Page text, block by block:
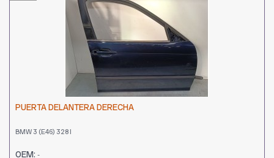
PUERTA DELANTERA DERECHA
BMW 3 (E46) 328 I
OEM: -